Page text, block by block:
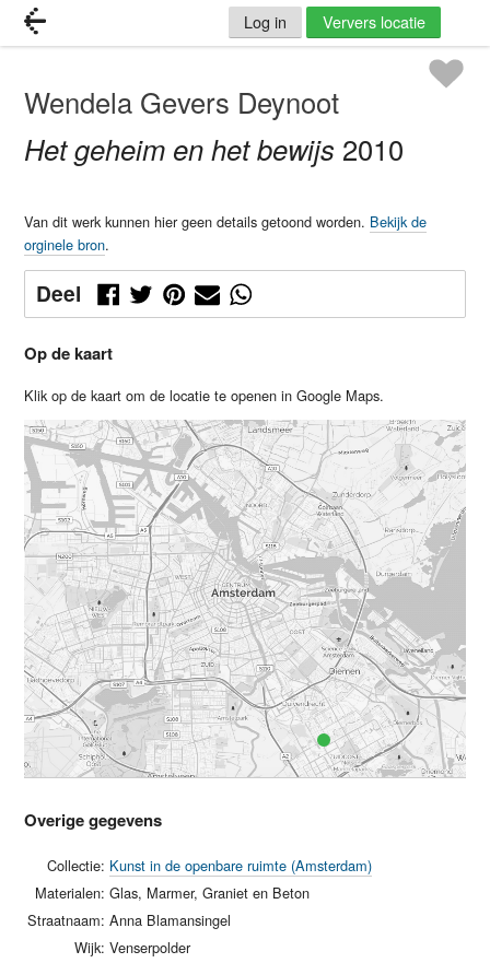
Log in Ververs locatie
Wendela Gevers Deynoot
Het geheim en het bewijs 2010
Van dit werk kunnen hier geen details getoond worden. Bekijk de
orginele bron.
Deel
Op de kaart
Klik op de kaart om de locatie te openen in Google Maps.
Overige gegevens
Collectie: Kunst in de openbare ruimte (Amsterdam)
Materialen: Glas, Marmer, Graniet en Beton
Straatnaam: Anna Blamansingel
Wijk: Venserpolder